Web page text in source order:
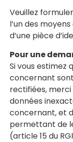
Veuillez
l’un des
d’une pièce
Pour une
Si vous estimez
concernant
rectifiées, merci
données
concernant, et
permettant de
(article 15 du